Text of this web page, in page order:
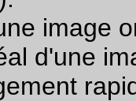
image
d'une